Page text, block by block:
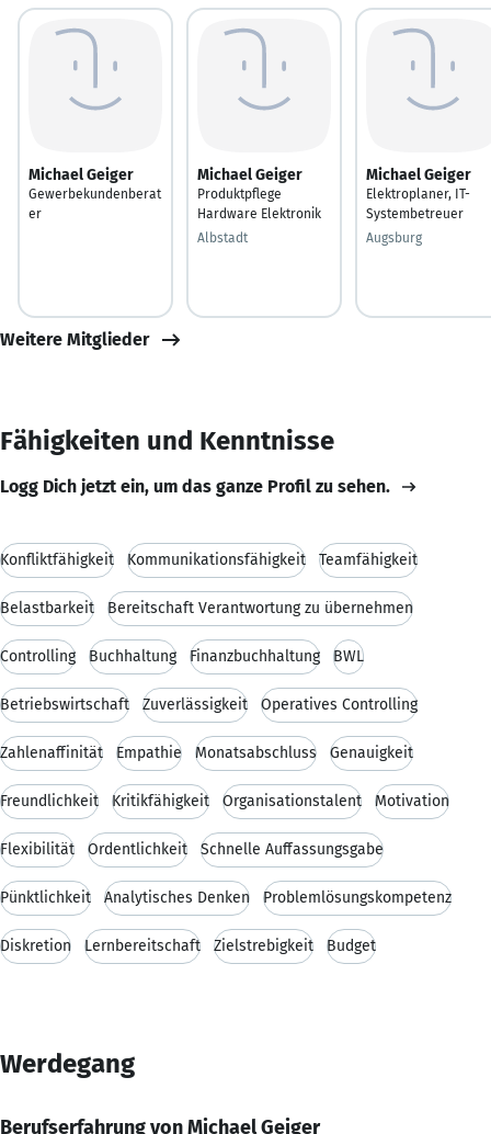
Michael Geiger
Gewerbekundenberat
er
Michael Geiger
Produktpflege
Hardware Elektronik
Albstadt
Michael Geiger
Elektroplaner, IT-
Systembetreuer
Augsburg
Weitere Mitglieder
Fähigkeiten und Kenntnisse
Logg Dich jetzt ein, um das ganze Profil zu sehen.
Konfliktfähigkeit Kommunikationsfähigkeit Teamfähigkeit
Belastbarkeit Bereitschaft Verantwortung zu übernehmen
Controlling Buchhaltung Finanzbuchhaltung BWL
Betriebswirtschaft Zuverlässigkeit Operatives Controlling
Zahlenaffinität Empathie Monatsabschluss Genauigkeit
Freundlichkeit Kritikfähigkeit Organisationstalent Motivation
Flexibilität Ordentlichkeit Schnelle Auffassungsgabe
Pünktlichkeit Analytisches Denken Problemlösungskompetenz
Diskretion Lernbereitschaft Zielstrebigkeit Budget
Werdegang
Berufserfahrung von Michael Geiger